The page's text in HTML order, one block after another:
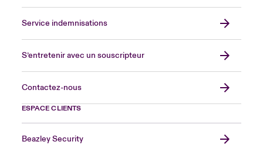
Service indemnisations
S’entretenir avec un souscripteur
Contactez-nous
ESPACE CLIENTS
Beazley Security